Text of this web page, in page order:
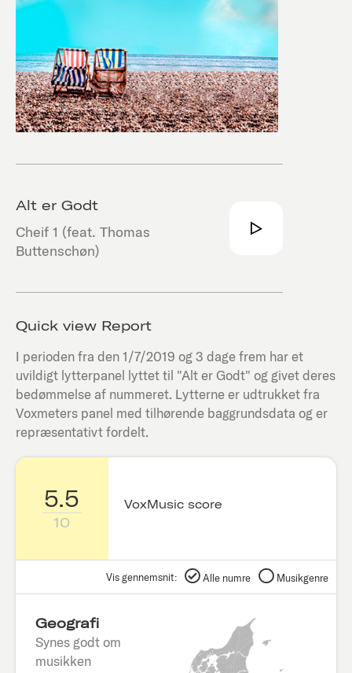
Alt er Godt
Cheif 1 (feat. Thomas
Buttenschøn)
Quick view Report
I perioden fra den1/7/2019 og 3 dage frem har et
uvildigt lytterpanel lyttet til "Alt er Godt" og givet deres
bedømmelse af nummeret. Lytterne er udtrukket fra
Voxmeters panel med tilhørende baggrundsdata og er
repræsentativt fordelt.
5.5
10
VoxMusic score
Vis gennemsnit: Alle numre Musikgenre
Geografi
Synes godt om
musikken